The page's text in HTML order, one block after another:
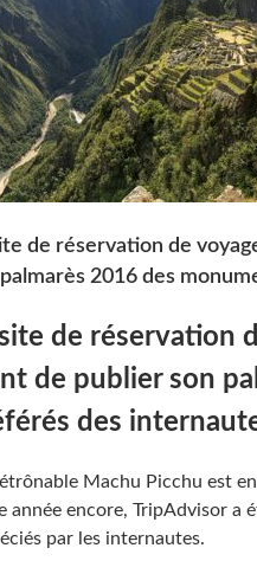
de réservation de
2016 des
site de réservation
de publier son
des
Machu Picchu est
année encore, TripAdvisor a
par les internautes.